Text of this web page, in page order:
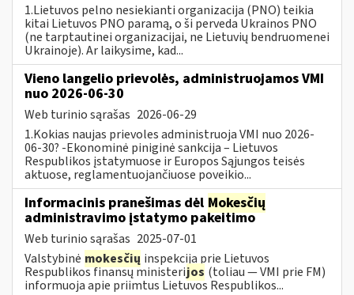
1.Lietuvos pelno nesiekianti organizacija (PNO) teikia
kitai Lietuvos PNO paramą, o ši perveda Ukrainos PNO
(ne tarptautinei organizacijai, ne Lietuvių bendruomenei
Ukrainoje). Ar laikysime, kad...
Vieno langelio prievolės, administruojamos VMI
nuo 2026-06-30
Web turinio sąrašas 2026-06-29
1.Kokias naujas prievoles administruoja VMI nuo 2026-
06-30? -Ekonominė piniginė sankcija – Lietuvos
Respublikos įstatymuose ir Europos Sąjungos teisės
aktuose, reglamentuojančiuose poveikio...
Informacinis pranešimas dėl Mokesčių
administravimo įstatymo pakeitimo
Web turinio sąrašas 2025-07-01
Valstybinė mokesčių inspekcija prie Lietuvos
Respublikos finansų ministerijos (toliau — VMI prie FM)
informuoja apie priimtus Lietuvos Respublikos...